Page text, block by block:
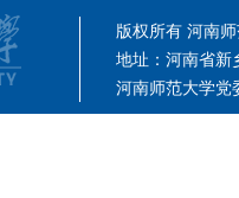
版权所有 河南
地址：河南省
河南师范大学